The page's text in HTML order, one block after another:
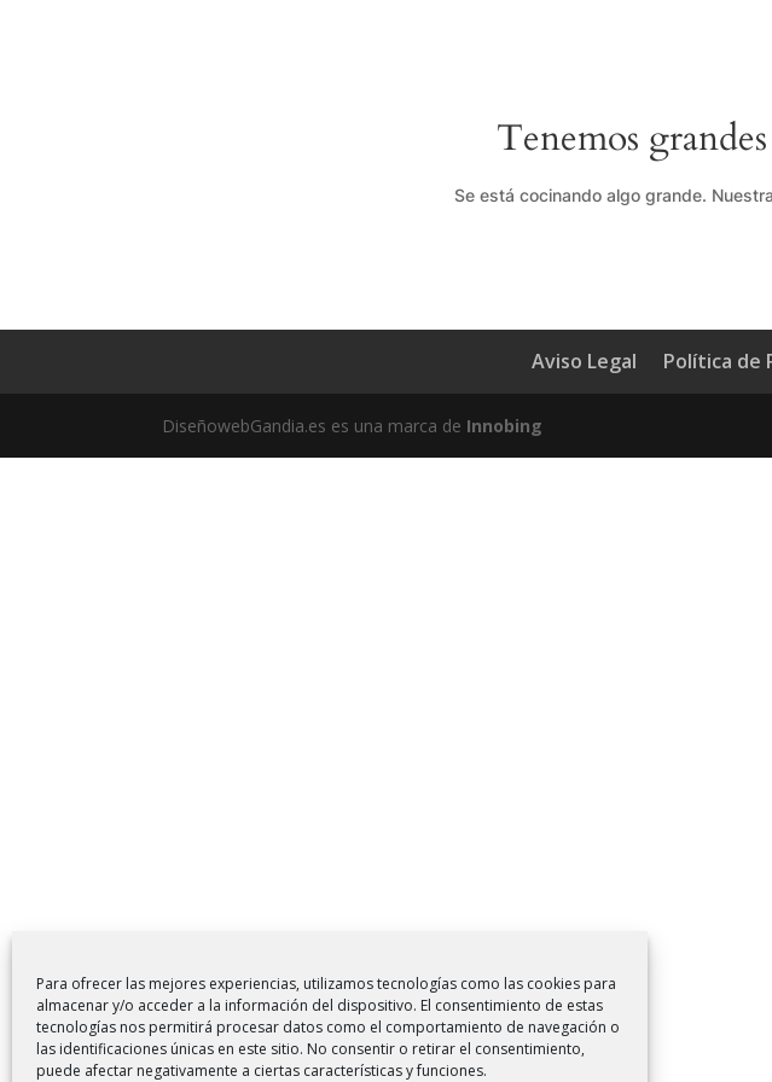
Para ofrecer las mejores experiencias, utilizamos tecnologías como las cookies para
almacenar y/o acceder a la información del dispositivo. El consentimiento de estas
tecnologías nos permitirá procesar datos como el comportamiento de navegación o
las identificaciones únicas en este sitio. No consentir o retirar el consentimiento,
puede afectar negativamente a ciertas características y funciones.
Tenemos
Se está cocinando algo grande.
Aviso Legal Política de
DiseñowebGandia.es es una marca de Innobing